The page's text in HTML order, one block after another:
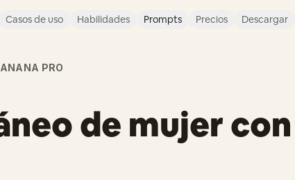
Casos de uso Habilidades Prompts Precios Descargar
PRO
de mujer con